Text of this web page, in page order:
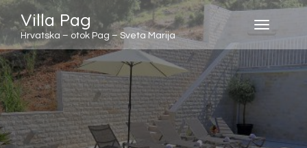
Villa Pag
Hrvatska – otok Pag – Sveta Marija
Toggle